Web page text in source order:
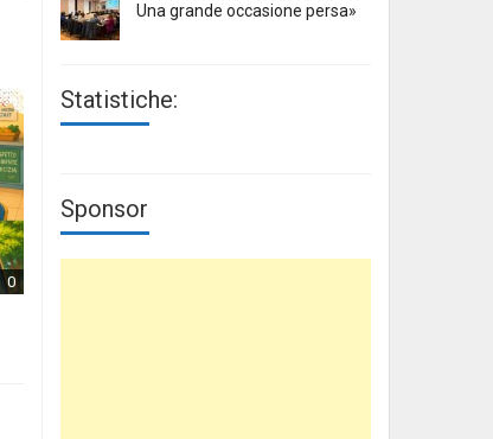
0
Una grande occasione persa»
Statistiche:
Sponsor